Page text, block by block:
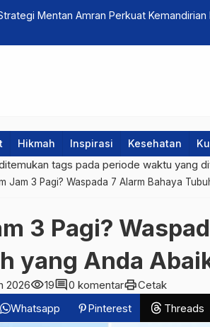
Biaya Hidup, Ini 7 Bisnis Sampingan
Hikmah Inspirasi Kesehatan
tags pada periode waktu yang
Jam 3 Pagi? Waspada 7 Alarm Bahaya
3 Pagi?
yang Anda
2026visibility19comment0 komentarprintCetak
Whatsapp Pinterest Threads